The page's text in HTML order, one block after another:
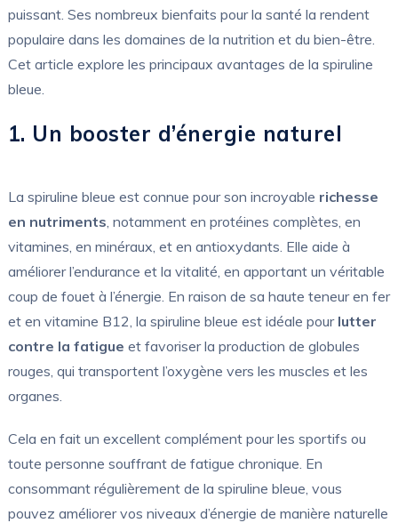
puissant. Ses nombreux bienfaits pour la santé la rendent
populaire dans les domaines de la nutrition et du bien-être.
Cet article explore les principaux avantages de la spiruline
bleue.
1. Un booster d’énergie naturel
La spiruline bleue est connue pour son incroyable richesse
en nutriments, notamment en protéines complètes, en
vitamines, en minéraux, et en antioxydants. Elle aide à
améliorer l’endurance et la vitalité, en apportant un véritable
coup de fouet à l’énergie. En raison de sa haute teneur en fer
et en vitamine B12, la spiruline bleue est idéale pour lutter
contre la fatigue et favoriser la production de globules
rouges, qui transportent l’oxygène vers les muscles et les
organes.
Cela en fait un excellent complément pour les sportifs ou
toute personne souffrant de fatigue chronique. En
consommant régulièrement de la spiruline bleue, vous
pouvez améliorer vos niveaux d’énergie de manière naturelle